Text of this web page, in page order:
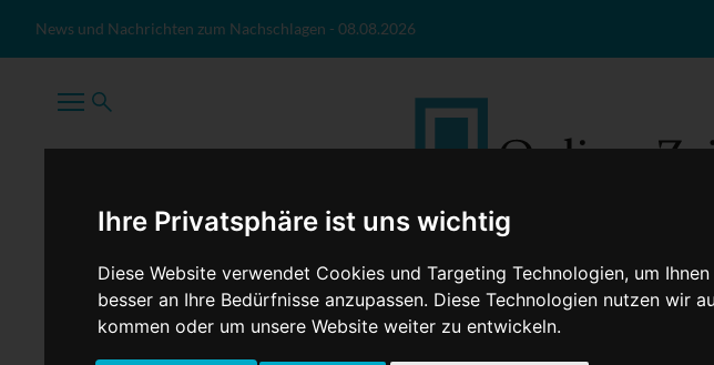
Ihre Privatsphäre ist uns wichtig
Diese Website verwendet Cookies und Targeting Technologien, um
besser an Ihre Bedürfnisse anzupassen. Diese Technologien nutzen wir
kommen oder um unsere Website weiter zu entwickeln.
News und Nachrichten zum Nachschlagen - 08.08.2026